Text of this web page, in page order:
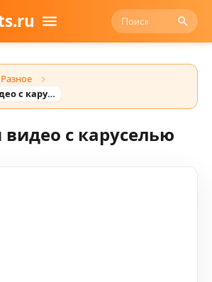
Разное
Промт для видео с каруселью
с каруселью